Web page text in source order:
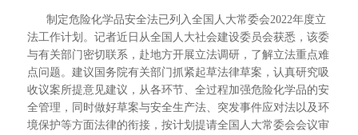
制定危险化学品安全法已列入全国人大常委会2022年度立
法工作计划。记者近日从全国人大社会建设委员会获悉，该委
与有关部门密切联系，赴地方开展立法调研，了解立法重点难
点问题。建议国务院有关部门抓紧起草法律草案，认真研究吸
收议案所提意见建议，从各环节、全过程加强危险化学品的安
全管理，同时做好草案与安全生产法、突发事件应对法以及环
境保护等方面法律的衔接，按计划提请全国人大常委会会议审